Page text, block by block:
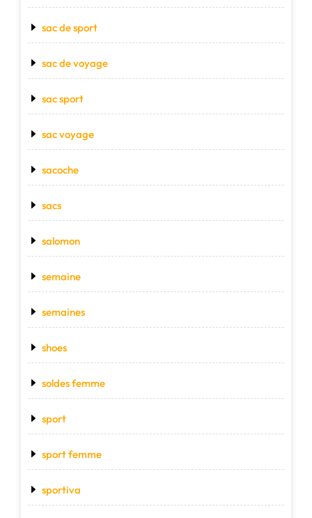
sac de sport
sac de voyage
sac sport
sac voyage
sacoche
sacs
salomon
semaine
semaines
shoes
soldes femme
sport
sport femme
sportiva